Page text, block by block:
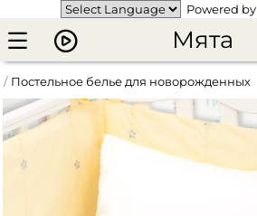
Powered by
Мята
Постельное белье для новорожденных
Комплект детского постельного белья "Незабудки"